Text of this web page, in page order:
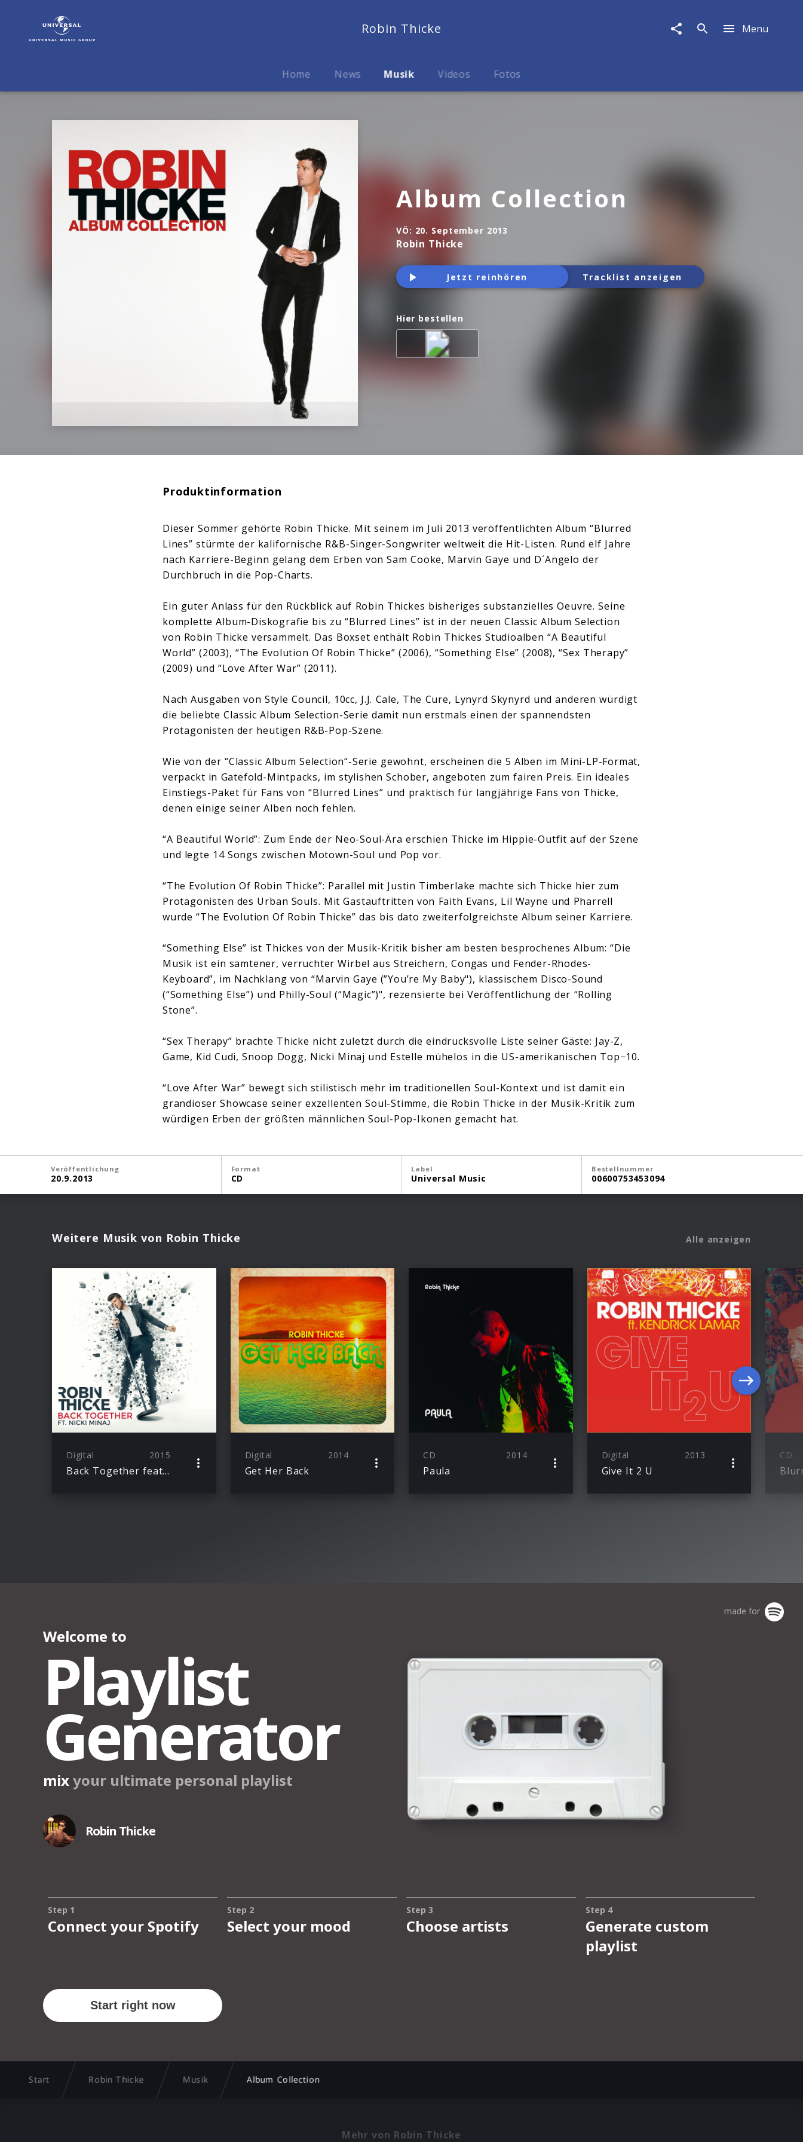
Collection
Robin Thicke Menu
Home News Musik Videos Fotos
Album Collection
VÖ: 20. September 2013
Robin Thicke
Jetzt reinhören Tracklist anzeigen
Hier bestellen
Produktinformation
Dieser Sommer gehörte Robin Thicke. Mit seinem im Juli 2013 veröffentlichten Album “Blurred
Lines” stürmte der kalifornische R&B-Singer-Songwriter weltweit die Hit-Listen. Rund elf Jahre
nach Karriere-Beginn gelang dem Erben von Sam Cooke, Marvin Gaye und D´Angelo der
Durchbruch in die Pop-Charts.
Ein guter Anlass für den Rückblick auf Robin Thickes bisheriges substanzielles Oeuvre. Seine
komplette Album-Diskografie bis zu “Blurred Lines” ist in der neuen Classic Album Selection
von Robin Thicke versammelt. Das Boxset enthält Robin Thickes Studioalben “A Beautiful
World” (2003), “The Evolution Of Robin Thicke” (2006), “Something Else” (2008), “Sex Therapy”
(2009) und “Love After War” (2011).
Nach Ausgaben von Style Council, 10cc, J.J. Cale, The Cure, Lynyrd Skynyrd und anderen würdigt
die beliebte Classic Album Selection-Serie damit nun erstmals einen der spannendsten
Protagonisten der heutigen R&B-Pop-Szene.
Wie von der “Classic Album Selection“-Serie gewohnt, erscheinen die 5 Alben im Mini-LP-Format,
verpackt in Gatefold-Mintpacks, im stylishen Schober, angeboten zum fairen Preis. Ein ideales
Einstiegs-Paket für Fans von “Blurred Lines” und praktisch für langjährige Fans von Thicke,
denen einige seiner Alben noch fehlen.
“A Beautiful World”: Zum Ende der Neo-Soul-Ära erschien Thicke im Hippie-Outfit auf der Szene
und legte 14 Songs zwischen Motown-Soul und Pop vor.
“The Evolution Of Robin Thicke”: Parallel mit Justin Timberlake machte sich Thicke hier zum
Protagonisten des Urban Souls. Mit Gastauftritten von Faith Evans, Lil Wayne und Pharrell
wurde “The Evolution Of Robin Thicke” das bis dato zweiterfolgreichste Album seiner Karriere.
“Something Else” ist Thickes von der Musik-Kritik bisher am besten besprochenes Album: “Die
Musik ist ein samtener, verruchter Wirbel aus Streichern, Congas und Fender-Rhodes-
Keyboard”, im Nachklang von “Marvin Gaye (”You’re My Baby"), klassischem Disco-Sound
(“Something Else”) und Philly-Soul (“Magic”)", rezensierte bei Veröffentlichung der “Rolling
Stone”.
“Sex Therapy” brachte Thicke nicht zuletzt durch die eindrucksvolle Liste seiner Gäste: Jay-Z,
Game, Kid Cudi, Snoop Dogg, Nicki Minaj und Estelle mühelos in die US-amerikanischen Top−10.
“Love After War” bewegt sich stilistisch mehr im traditionellen Soul-Kontext und ist damit ein
grandioser Showcase seiner exzellenten Soul-Stimme, die Robin Thicke in der Musik-Kritik zum
würdigen Erben der größten männlichen Soul-Pop-Ikonen gemacht hat.
Veröffentlichung
20.9.2013
Format
CD
Label
Universal Music
Bestellnummer
00600753453094
Weitere Musik von Robin Thicke Alle anzeigen
Digital 2015
Back Together feat. Nicki Minaj
Digital 2014
Get Her Back
CD 2014
Paula
Digital 2013
Give It 2 U
CD
Start Robin Thicke Musik Album Collection
Mehr von Robin Thicke